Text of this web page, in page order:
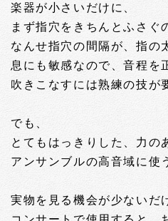
楽器が小さいだけに、
まず指穴をきちんとふさぐ
なんせ指穴の間隔が、指の
息にも敏感なので、音程を
吹きこなすには熟練の技が
でも、
とてもはっきりした、力の
アンサンブルの高音域に使
実物を見る機会が少ないだ